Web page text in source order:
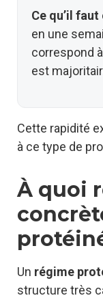
Ce qu’il
en une
correspond
est
Cette rapidité
à ce type de
À quoi
Un régime
structure très